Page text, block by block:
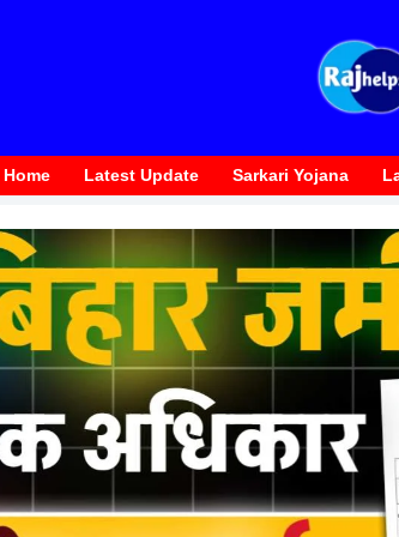
Home Latest Update Sarkari Yojana